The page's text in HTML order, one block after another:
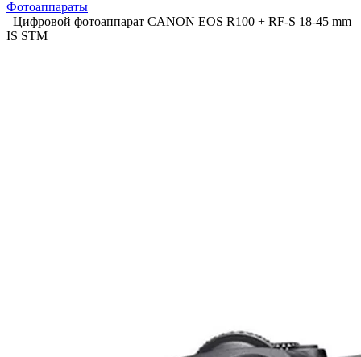
Фотоаппараты
–Цифровой фотоаппарат CANON EOS R100 + RF-S 18-45 mm
IS STM